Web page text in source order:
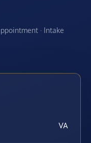
· Intake
VA